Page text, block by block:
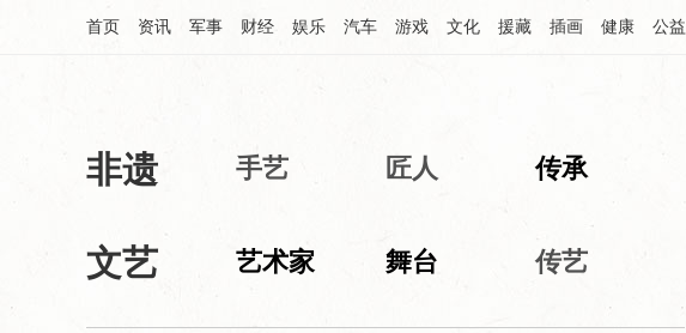
首页 资讯 军事 财经 娱乐 汽车 游戏 文化 援藏 插画 健康 公益
中华网文化频道
非遗 手艺 匠人 传承
文艺 艺术家 舞台 传艺